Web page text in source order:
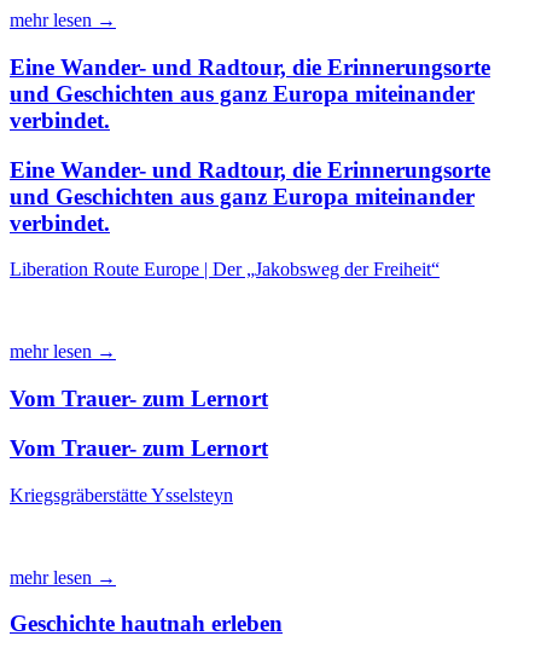
mehr lesen →
Eine Wander- und Radtour, die Erinnerungsorte
und Geschichten aus ganz Europa miteinander
verbindet.
Eine Wander- und Radtour, die Erinnerungsorte
und Geschichten aus ganz Europa miteinander
verbindet.
Liberation Route Europe | Der „Jakobsweg der Freiheit“
mehr lesen →
Vom Trauer- zum Lernort
Vom Trauer- zum Lernort
Kriegsgräberstätte Ysselsteyn
mehr lesen →
Geschichte hautnah erleben